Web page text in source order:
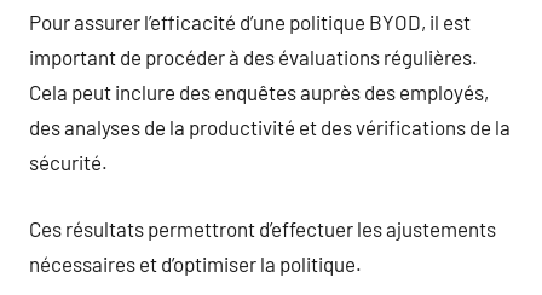
Pour assurer l’efficacité d’une politique BYOD, il est
important de procéder à des évaluations régulières.
Cela peut inclure des enquêtes auprès des employés,
des analyses de la productivité et des vérifications de la
sécurité.
Ces résultats permettront d’effectuer les ajustements
nécessaires et d’optimiser la politique.